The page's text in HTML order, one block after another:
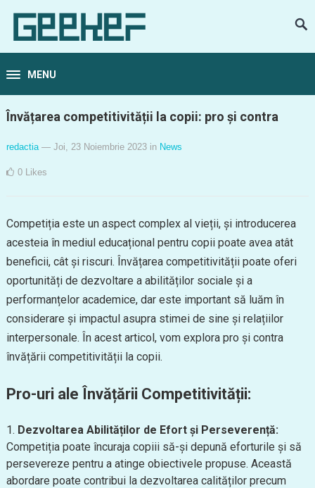
MENU
Învățarea competitivității la copii: pro și contra
redactia — Joi, 23 Noiembrie 2023 in News
0 Likes
Competiția este un aspect complex al vieții, și introducerea
acesteia în mediul educațional pentru copii poate avea atât
beneficii, cât și riscuri. Învățarea competitivității poate oferi
oportunități de dezvoltare a abilităților sociale și a
performanțelor academice, dar este important să luăm în
considerare și impactul asupra stimei de sine și relațiilor
interpersonale. În acest articol, vom explora pro și contra
învățării competitivității la copii.
Pro-uri ale Învățării Competitivității:
Dezvoltarea Abilităților de Efort și Perseverență:
Competiția poate încuraja copiii să-și depună eforturile și să
persevereze pentru a atinge obiectivele propuse. Această
abordare poate contribui la dezvoltarea calităților precum